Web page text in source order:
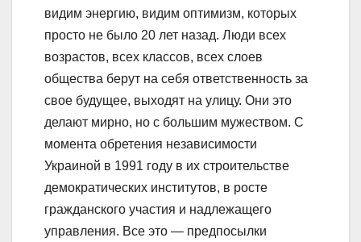
видим энергию, видим оптимизм, которых
просто не было 20 лет назад. Люди всех
возрастов, всех классов, всех слоев
общества берут на себя ответственность за
свое будущее, выходят на улицу. Они это
делают мирно, но с большим мужеством. С
момента обретения независимости
Украиной в 1991 году в их строительстве
демократических институтов, в росте
гражданского участия и надлежащего
управления. Все это — предпосылки